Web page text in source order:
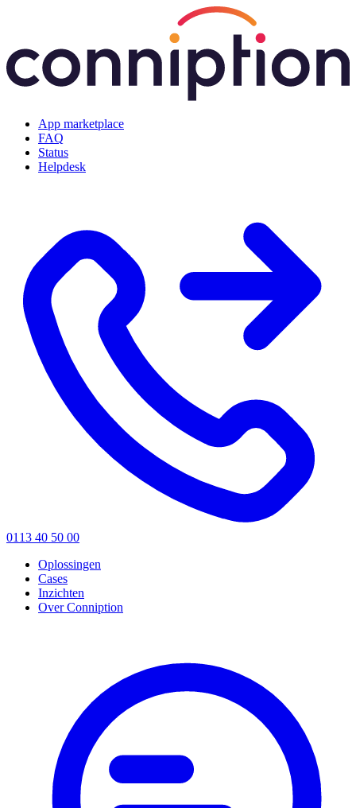
App marketplace
FAQ
Status
Helpdesk
0113 40 50 00
Oplossingen
Cases
Inzichten
Over Conniption